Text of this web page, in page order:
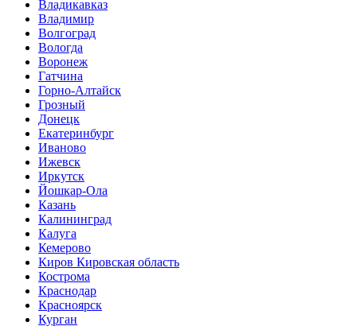
Владикавказ
Владимир
Волгоград
Вологда
Воронеж
Гатчина
Горно-Алтайск
Грозный
Донецк
Екатеринбург
Иваново
Ижевск
Иркутск
Йошкар-Ола
Казань
Калининград
Калуга
Кемерово
Киров Кировская область
Кострома
Краснодар
Красноярск
Курган